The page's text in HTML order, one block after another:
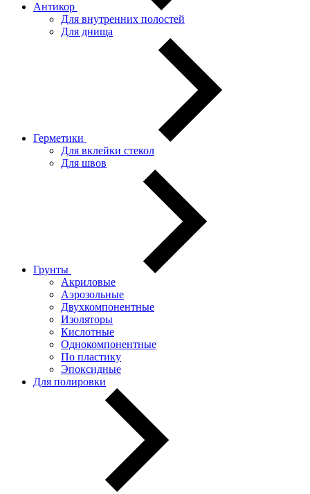
Антикор
Для внутренних полостей
Для днища
Герметики
Для вклейки стекол
Для швов
Грунты
Акриловые
Аэрозольные
Двухкомпонентные
Изоляторы
Кислотные
Однокомпонентные
По пластику
Эпоксидные
Для полировки